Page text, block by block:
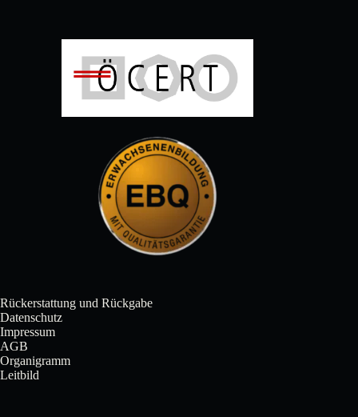
Rückerstattung und Rückgabe
Datenschutz
Impressum
AGB
Organigramm
Leitbild